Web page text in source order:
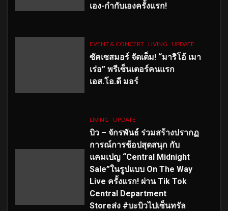
เอง-กำกับเองครั้งแรก!
EVENT & CONCERT LIVING UPDATE
ซัคเซสมอร์ จัดเต็ม! “มาริโอ้ เมา
เร่อ” พรีเซ็นเตอร์คนแรก
เอส.โอ.ดี มอร์
LIVING UPDATE
บิว – จักรพันธ์ ร่วมสร้างปรากฏ
การณ์การช้อปสุดสนุก กับ
แคมเปญ “Central Midnight
Sale”ในรูปแบบ On The Way
Live ครั้งแรก! ผ่าน Tik Tok
Central Department
Storeส่ง #บะบิวไปเซ็นทรัล